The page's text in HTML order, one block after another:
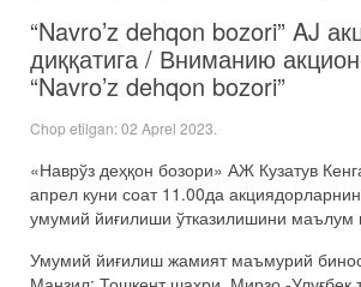
“Navro’z dehqon bozori” AJ
диққатига / Вниманию
“Navro’z dehqon bozori”
Chop etilgan:02 Aprel 2023
«Наврўз деҳқон бозори» АЖ Кузатув
апрел куни соат 11.00да
умумий йиғилиши ўтказилишини маълум
Умумий йиғилиш жамият маъмурий